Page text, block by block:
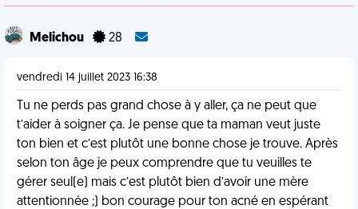
Melichou 28
vendredi 14 juillet 2023 16:38
Tu ne perds pas grand chose à y aller, ça ne peut que
t’aider à soigner ça. Je pense que ta maman veut juste
ton bien et c’est plutôt une bonne chose je trouve. Après
selon ton âge je peux comprendre que tu veuilles te
gérer seul(e) mais c’est plutôt bien d’avoir une mère
attentionnée ;) bon courage pour ton acné en espérant